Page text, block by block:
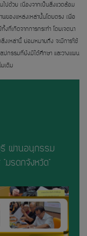
ปด้วย เนื่องจากเป็นสิ่งแวดล้อม
ของแหล่งเหล่านั้นโดยตรง เพื่อ
ที่เกิดจากการกระทำ โดยเจตนา
งเหล่านี้ ย่อมหมายถึง จะมีการใช้
กรรมที่ยังมิได้ศึกษา และวางแผน
เติม
ผ่านอนุกรรม
มรดกจังหวัด"